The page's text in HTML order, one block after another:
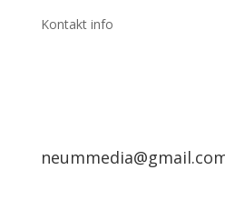
Kontakt info